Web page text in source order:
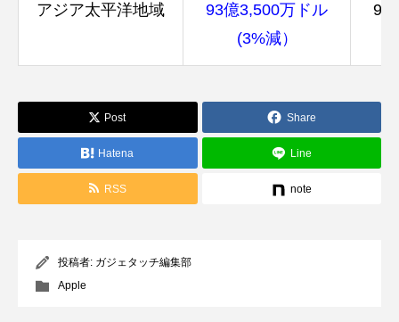
アジア太平洋地域
93億3,500万ドル
(3%減）
98
Post Share
Hatena Line
RSS note
投稿者: ガジェタッチ編集部
Apple